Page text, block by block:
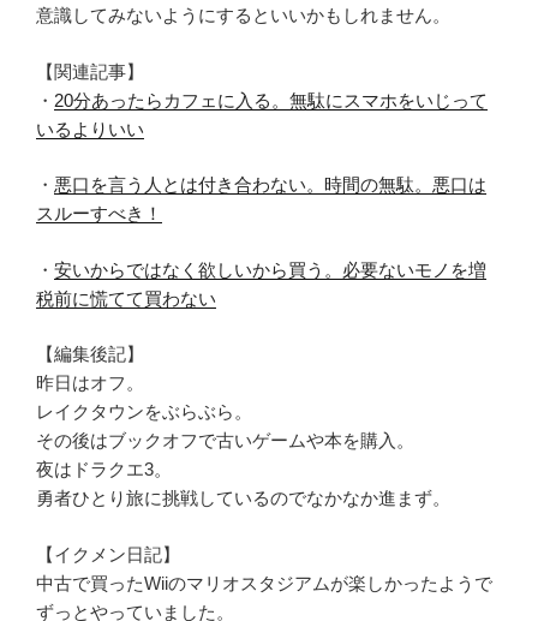
意識してみないようにするといいかもしれません。
【関連記事】
・ 20分あったらカフェに入る。無駄にスマホをいじって
いるよりいい
・ 悪口を言う人とは付き合わない。時間の無駄。悪口は
スルーすべき！
・ 安いからではなく欲しいから買う。必要ないモノを増
税前に慌てて買わない
【編集後記】
昨日はオフ。
レイクタウンをぶらぶら。
その後はブックオフで古いゲームや本を購入。
夜はドラクエ3。
勇者ひとり旅に挑戦しているのでなかなか進まず。
【イクメン日記】
中古で買ったWiiのマリオスタジアムが楽しかったようで
ずっとやっていました。